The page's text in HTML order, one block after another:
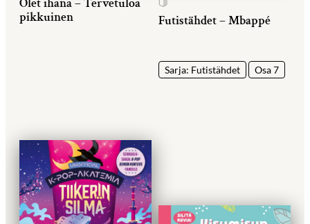
pikkuinen
Futistähdet – Mbappé
Sarja: Futistähdet Osa 7